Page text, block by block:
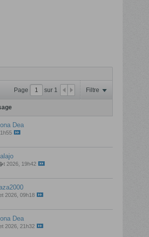
Page sur 1 Filtre
Dea
2026, 19h42
2026, 09h18
Dea
2026, 21h32